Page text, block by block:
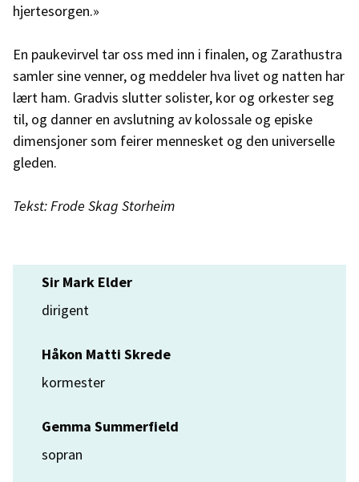
hjertesorgen.»
En paukevirvel tar oss med inn i finalen, og Zarathustra
samler sine venner, og meddeler hva livet og natten har
lært ham. Gradvis slutter solister, kor og orkester seg
til, og danner en avslutning av kolossale og episke
dimensjoner som feirer mennesket og den universelle
gleden.
Tekst: Frode Skag Storheim
Sir Mark Elder
dirigent
Håkon Matti Skrede
kormester
Gemma Summerfield
sopran